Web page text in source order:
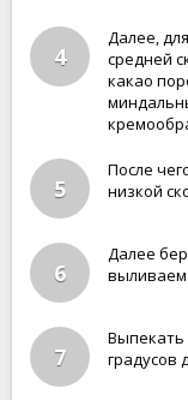
4
Далее,
средней
какао
5
После
низкой
6
Далее
выливаем
7
Выпекать
градусов